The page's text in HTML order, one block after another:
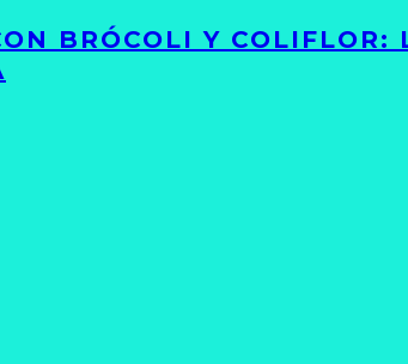
BRÓCOLI Y